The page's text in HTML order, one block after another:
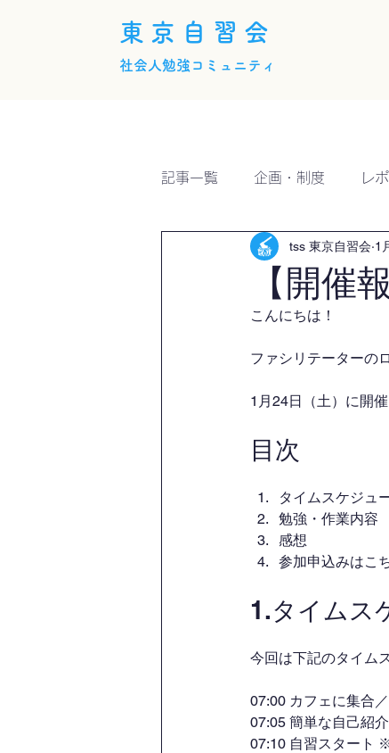
東京自習会
社会人勉強コミュニティ
記事一覧 企画・制度 レ
【開催
tss 東京自習会 1
こんにちは！
ファシリテーターの
1月24日（土）に開
目次
タイムスケジュ
勉強・作業内容
感想
参加申込みはこ
1.タイムス
今回は下記のタイム
07:00 カフェに集合
07:05 簡単な自己紹
07:10 自習スタート